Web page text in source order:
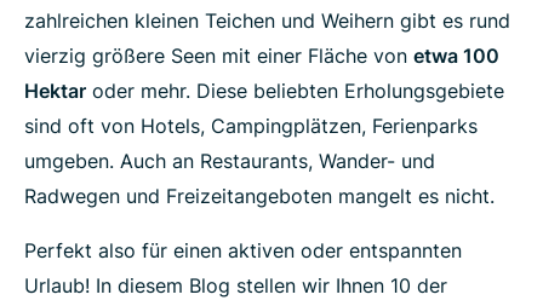
zahlreichen kleinen Teichen und Weihern gibt es rund
vierzig größere Seen mit einer Fläche von etwa 100
Hektar oder mehr. Diese beliebten Erholungsgebiete
sind oft von Hotels, Campingplätzen, Ferienparks
umgeben. Auch an Restaurants, Wander- und
Radwegen und Freizeitangeboten mangelt es nicht.
Perfekt also für einen aktiven oder entspannten
Urlaub! In diesem Blog stellen wir Ihnen 10 der